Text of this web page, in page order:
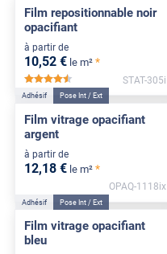
Film repositionnable noir
opacifiant
à partir de
10,52 € le m² *
*****
STAT-305i
Adhésif Pose Int / Ext
Film vitrage opacifiant
argent
à partir de
12,18 € le m² *
OPAQ-1118ix
Adhésif Pose Int / Ext
Film vitrage opacifiant
bleu